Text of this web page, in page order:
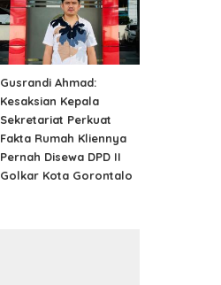
Gusrandi Ahmad:
Kesaksian Kepala
Sekretariat Perkuat
Fakta Rumah Kliennya
Pernah Disewa DPD II
Golkar Kota Gorontalo